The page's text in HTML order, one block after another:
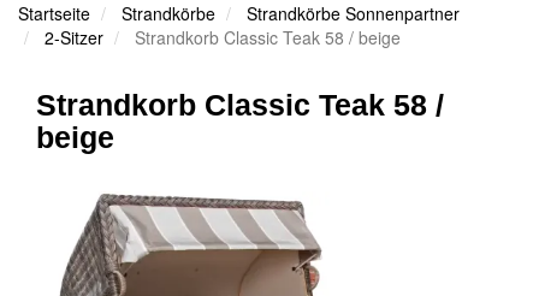
Startseite Strandkörbe
Strandkörbe Sonnenpartner
2-Sitzer
Strandkorb Classic Teak 58 / beige
Strandkorb Classic Teak 58 /
beige